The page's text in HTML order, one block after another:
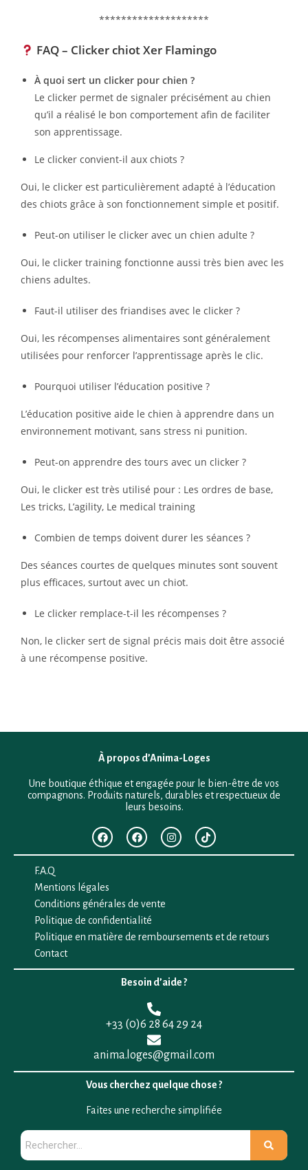
********************
FAQ – Clicker chiot Xer Flamingo
À quoi sert un clicker pour chien ?
Le clicker permet de signaler précisément au chien
qu’il a réalisé le bon comportement afin de faciliter
son apprentissage.
Le clicker convient-il aux chiots ?
Oui, le clicker est particulièrement adapté à l’éducation
des chiots grâce à son fonctionnement simple et positif.
Peut-on utiliser le clicker avec un chien adulte ?
Oui, le clicker training fonctionne aussi très bien avec les
chiens adultes.
Faut-il utiliser des friandises avec le clicker ?
Oui, les récompenses alimentaires sont généralement
utilisées pour renforcer l’apprentissage après le clic.
Pourquoi utiliser l’éducation positive ?
L’éducation positive aide le chien à apprendre dans un
environnement motivant, sans stress ni punition.
Peut-on apprendre des tours avec un clicker ?
Oui, le clicker est très utilisé pour : Les ordres de base,
Les tricks, L’agility, Le medical training
Combien de temps doivent durer les séances ?
Des séances courtes de quelques minutes sont souvent
plus efficaces, surtout avec un chiot.
Le clicker remplace-t-il les récompenses ?
Non, le clicker sert de signal précis mais doit être associé
à une récompense positive.
À propos d’Anima-Loges
Une boutique éthique et engagée pour le bien-être de vos
compagnons. Produits naturels, durables et respectueux de
leurs besoins.
F.A.Q
Mentions légales
Conditions générales de vente
Politique de confidentialité
Politique en matière de remboursements et de retours
Contact
Besoin d’aide ?
+33 (0)6 28 64 29 24
anima.loges@gmail.com
Vous cherchez quelque chose ?
Faites une recherche simplifiée